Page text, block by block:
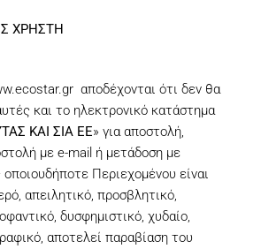
ΧΡΗΣΤΗ
αποδέχονται ότι δεν θα
και το ηλεκτρονικό κατάστημα
ΚΑΙ ΣΙΑ ΕΕ» για αποστολή,
με e-mail ή μετάδοση με
Περιεχομένου είναι
απειλητικό, προσβλητικό,
δυσφημιστικό, χυδαίο,
αποτελεί παραβίαση του